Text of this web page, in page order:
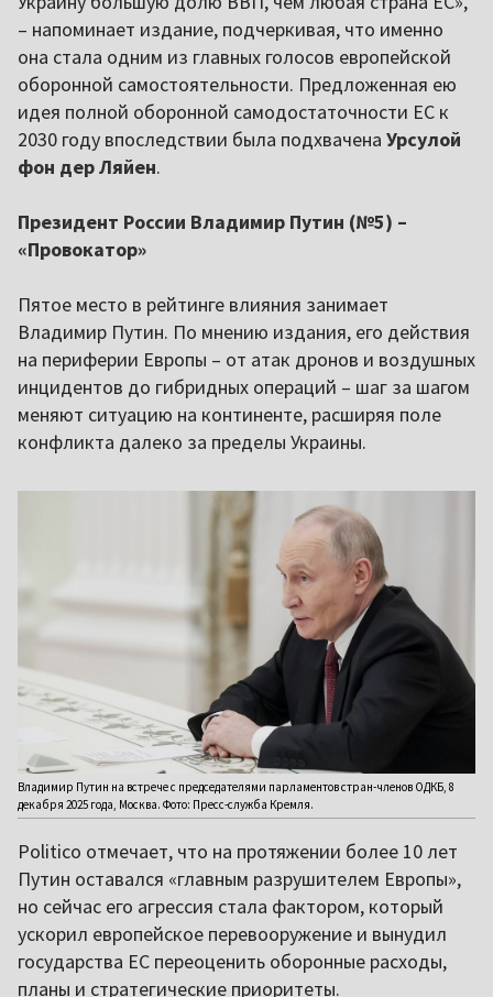
– напоминает издание, подчеркивая, что именно
она стала одним из главных голосов европейской
оборонной самостоятельности. Предложенная ею
идея полной оборонной самодостаточности ЕС к
2030 году впоследствии была подхвачена Урсулой
фон дер Ляйен.
Президент России Владимир Путин (№5) –
«Провокатор»
Пятое место в рейтинге влияния занимает
Владимир Путин. По мнению издания, его действия
на периферии Европы – от атак дронов и воздушных
инцидентов до гибридных операций – шаг за шагом
меняют ситуацию на континенте, расширяя поле
конфликта далеко за пределы Украины.
Владимир Путин на встрече с председателями парламентов стран-членов ОДКБ, 8
декабря 2025 года, Москва. Фото: Пресс-служба Кремля.
Politico отмечает, что на протяжении более 10 лет
Путин оставался «главным разрушителем Европы»,
но сейчас его агрессия стала фактором, который
ускорил европейское перевооружение и вынудил
государства ЕС переоценить оборонные расходы,
планы и стратегические приоритеты.